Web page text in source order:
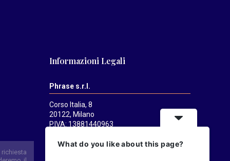
Informazioni Legali
Phrase s.r.l.
Corso Italia, 8
20122, Milano
P.IVA: 13881440963
Mediatrendsè una testata registrata
What do you like about this page?